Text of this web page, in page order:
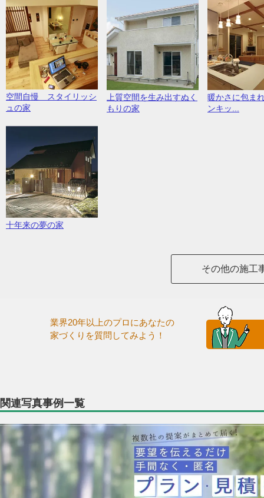
空間自慢 スタイリッシ
ュの家
上質空間を生み出すぬく
もりの家
暖かさに包ま
ンキッ...
十年来の夢の家
その他の施工
業界20年以上のプロにあなたの
家づくりを質問してみよう！
関連写真事例一覧